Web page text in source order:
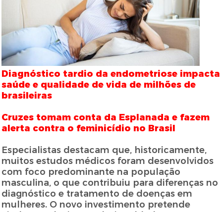
Diagnóstico tardio da endometriose impacta
saúde e qualidade de vida de milhões de
brasileiras
Cruzes tomam conta da Esplanada e fazem
alerta contra o feminicídio no Brasil
Especialistas destacam que, historicamente,
muitos estudos médicos foram desenvolvidos
com foco predominante na população
masculina, o que contribuiu para diferenças no
diagnóstico e tratamento de doenças em
mulheres. O novo investimento pretende